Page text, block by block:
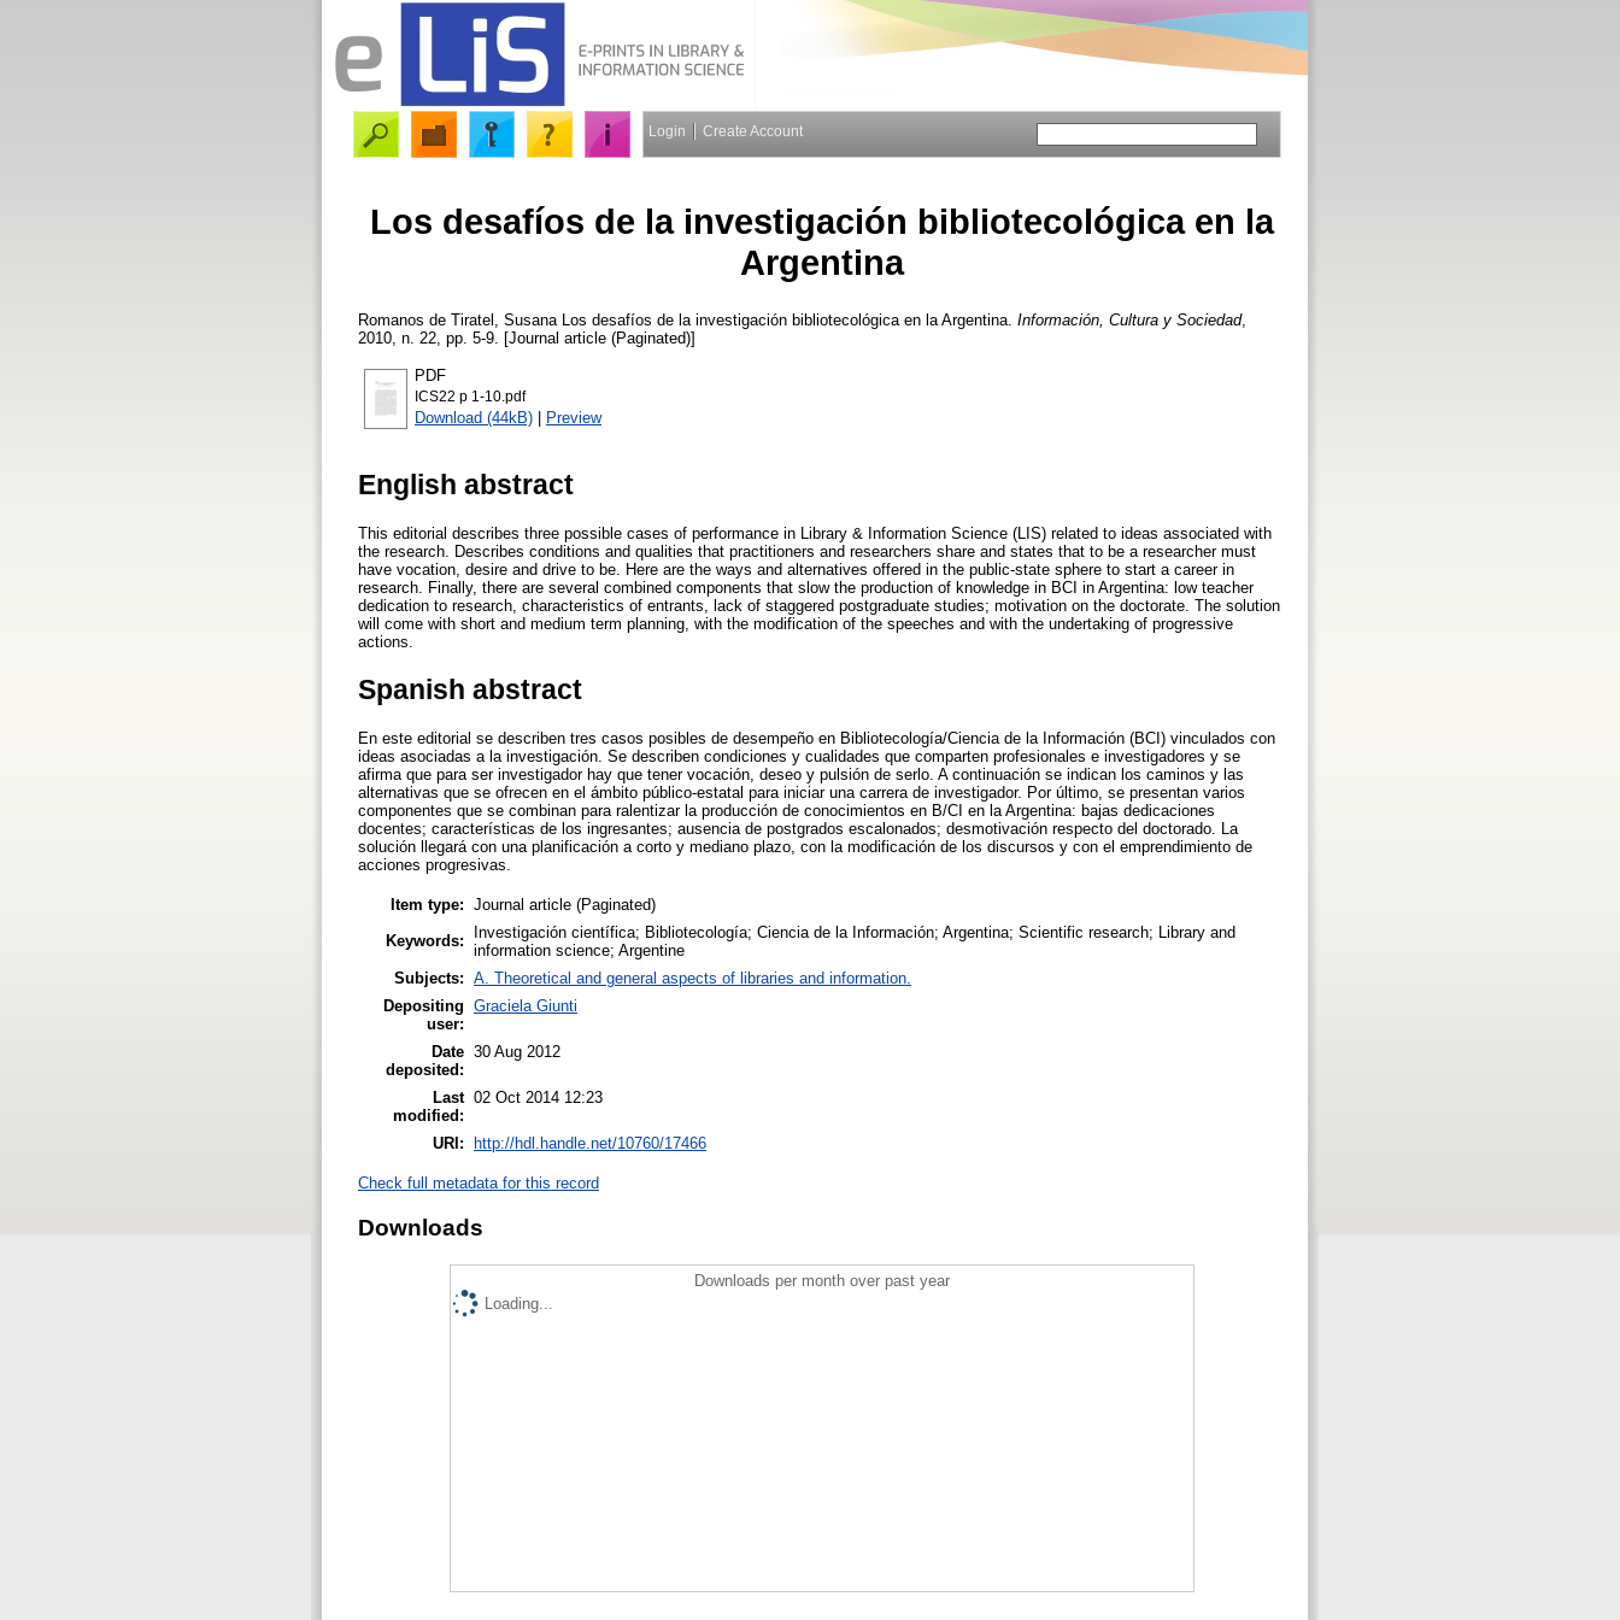
Login Create Account
Los desafíos de la investigación bibliotecológica en la
Argentina
Romanos de Tiratel, Susana Los desafíos de la investigación bibliotecológica en la Argentina. Información, Cultura y Sociedad,
2010, n. 22, pp. 5-9. [Journal article (Paginated)]
PDF
ICS22 p 1-10.pdf
Download (44kB) | Preview
English abstract
This editorial describes three possible cases of performance in Library & Information Science (LIS) related to ideas associated with
the research. Describes conditions and qualities that practitioners and researchers share and states that to be a researcher must
have vocation, desire and drive to be. Here are the ways and alternatives offered in the public-state sphere to start a career in
research. Finally, there are several combined components that slow the production of knowledge in BCI in Argentina: low teacher
dedication to research, characteristics of entrants, lack of staggered postgraduate studies; motivation on the doctorate. The solution
will come with short and medium term planning, with the modification of the speeches and with the undertaking of progressive
actions.
Spanish abstract
En este editorial se describen tres casos posibles de desempeño en Bibliotecología/Ciencia de la Información (BCI) vinculados con
ideas asociadas a la investigación. Se describen condiciones y cualidades que comparten profesionales e investigadores y se
afirma que para ser investigador hay que tener vocación, deseo y pulsión de serlo. A continuación se indican los caminos y las
alternativas que se ofrecen en el ámbito público-estatal para iniciar una carrera de investigador. Por último, se presentan varios
componentes que se combinan para ralentizar la producción de conocimientos en B/CI en la Argentina: bajas dedicaciones
docentes; características de los ingresantes; ausencia de postgrados escalonados; desmotivación respecto del doctorado. La
solución llegará con una planificación a corto y mediano plazo, con la modificación de los discursos y con el emprendimiento de
acciones progresivas.
Item type: Journal article (Paginated)
Keywords:
Investigación científica; Bibliotecología; Ciencia de la Información; Argentina; Scientific research; Library and
information science; Argentine
Subjects: A. Theoretical and general aspects of libraries and information.
Depositing
user:
Graciela Giunti
Date
deposited:
30 Aug 2012
Last
modified:
02 Oct 2014 12:23
URI: http://hdl.handle.net/10760/17466
Check full metadata for this record
Downloads
Downloads per month over past year
Loading...